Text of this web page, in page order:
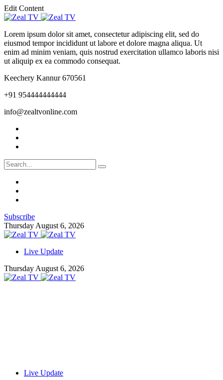
Edit Content
Lorem ipsum dolor sit amet, consectetur adipiscing elit, sed do
eiusmod tempor incididunt ut labore et dolore magna aliqua. Ut
enim ad minim veniam, quis nostrud exercitation ullamco laboris nisi
ut aliquip ex ea commodo consequat.
Keechery Kannur 670561
+91 954444444444
info@zealtvonline.com
Subscribe
Thursday August 6, 2026
Live Update
Thursday August 6, 2026
Live Update